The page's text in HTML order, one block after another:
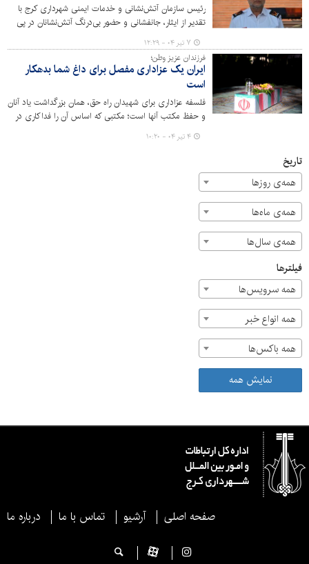
رئیس سازمان آتش‌نشانی و خدمات ایمنی شهرداری کرج با
تقدیر از ایثار، جانفشانی و حضور بی‌درنگ آتش‌نشانان در پی
حمله وحشیانه رژیم صهیونیستی به مقر سپاه امام حسن
مجتبی (ع) گفت: حضور لحظه‌ای و تلاش بی‌وقفه این
قهرمانان عرصه ایمنی، بار دیگر جلوه‌ای از غیرت، تعهد و روحیه
فداکاری را به نمایش گذاشت.
۷ تیر ۰۴ - ۱۲:۲۹
فرزندان عزیز وطن؛
ایران یک عزاداری مفصل برای داغ شما بدهکار
است
فلسفه عزاداری برای شهیدان راه حق، همان بزرگداشت یاد آنان
و حفظ مکتب آنها است؛ مکتبی که اساس آن را فداکاری در
راه دین و تن ندادن به ذلّت و خواری تشکیل می‌دهد.
۴ تیر ۰۴ - ۱۰:۲۰
تاریخ
همه‌ی روزها
همه‌ی ماه‌ها
همه‌ی سال‌ها
فیلترها
همه سرویس‌ها
همه انواع خبر
همه باکس‌ها
نمایش همه
صفحه اصلی آرشیو تماس با ما درباره ما